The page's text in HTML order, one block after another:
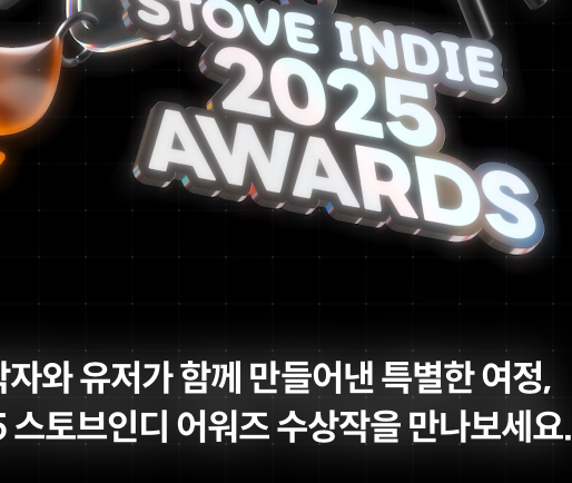
와 유저가 함께 만들어낸특별한 여정,
토브인디 어워즈수상작을 만나보세요.